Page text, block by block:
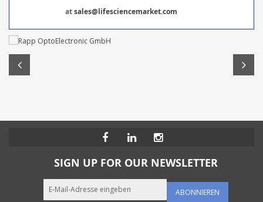
atsales@lifesciencemarket.com
SIGN UP FOR OUR NEWSLETTER
ABONNIEREN